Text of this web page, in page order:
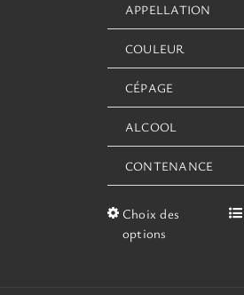
APPELLATION
COULEUR
CÉPAGE
ALCOOL
CONTENANCE
Choix des
options
Ce